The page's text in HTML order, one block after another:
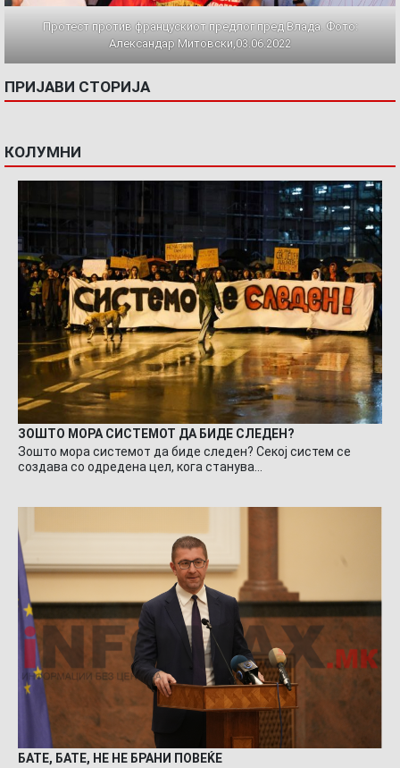
Протест против францускиот предлог пред Влада. Фото:
Александар Митовски,03.06.2022
ПРИЈАВИ СТОРИЈА
КОЛУМНИ
ЗОШТО МОРА СИСТЕМОТ ДА БИДЕ СЛЕДЕН?
Зошто мора системот да биде следен? Секој систем се
создава со одредена цел, кога станува…
БАТЕ, БАТЕ, НЕ НЕ БРАНИ ПОВЕЌЕ